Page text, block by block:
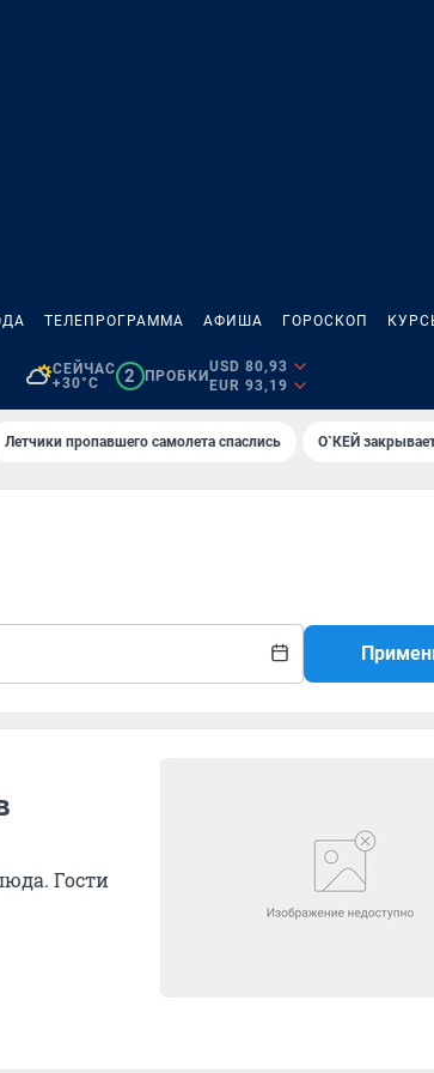
ТЕЛЕПРОГРАММА АФИША ГОРОСКОП
СЕЙЧАС
+30°C
2 ПРОБКИ
USD 80,93
EUR 93,19
Летчики пропавшего самолета спаслись О`КЕЙ
Гости